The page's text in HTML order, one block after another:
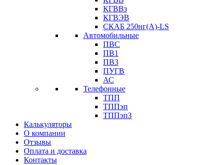
КГВВз
КГВЭВ
СКАБ 250нг(А)-LS
Автомобильные
ПВС
ПВ1
ПВ3
ПУГВ
АС
Телефонные
ТПП
ТППэп
ТППэпЗ
Калькуляторы
О компании
Отзывы
Оплата и доставка
Контакты